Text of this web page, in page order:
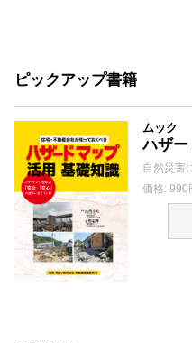
ピックアップ書籍
ムック
ハザ
自然災害
価格: 990